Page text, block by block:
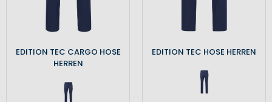
EDITION TEC CARGO HOSE
HERREN
EDITION TEC HOSE HERREN